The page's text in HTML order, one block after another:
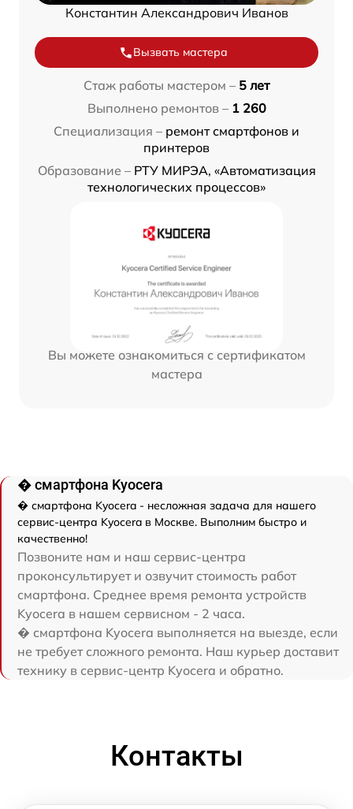
Константин Александрович Иванов
Вызвать мастера
Стаж работы мастером – 5 лет
Выполнено ремонтов – 1 260
Специализация – ремонт смартфонов и
принтеров
Образование – РТУ МИРЭА, «Автоматизация
технологических процессов»
Вы можете ознакомиться с сертификатом
мастера
� смартфона Kyocera
� смартфона Kyocera - несложная задача для нашего
сервис-центра Kyocera в Москве. Выполним быстро и
качественно!
Позвоните нам и наш сервис-центра
проконсультирует и озвучит стоимость работ
смартфона. Среднее время ремонта устройств
Kyocera в нашем сервисном - 2 часа.
� смартфона Kyocera выполняется на выезде, если
не требует сложного ремонта. Наш курьер доставит
технику в сервис-центр Kyocera и обратно.
Контакты